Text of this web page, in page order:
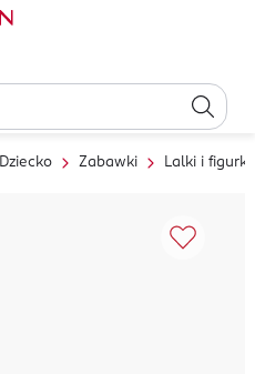
Dziecko Zabawki Lalki i figurki